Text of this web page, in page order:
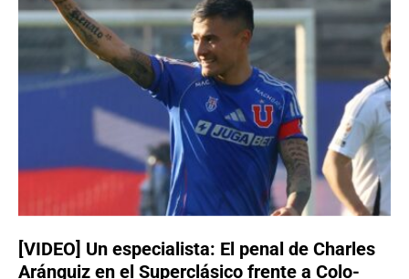
[VIDEO] Un especialista: El penal de Charles
Aránguiz en el Superclásico frente a Colo-